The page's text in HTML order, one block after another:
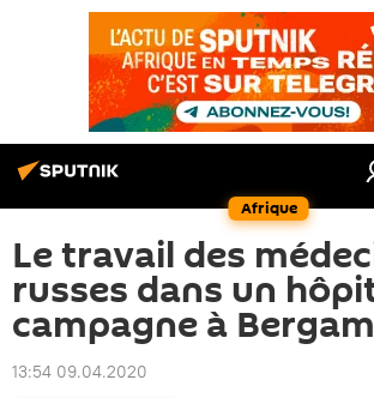
Afrique
Le travail des
russes dans un
campagne à
13:54 09.04.2020